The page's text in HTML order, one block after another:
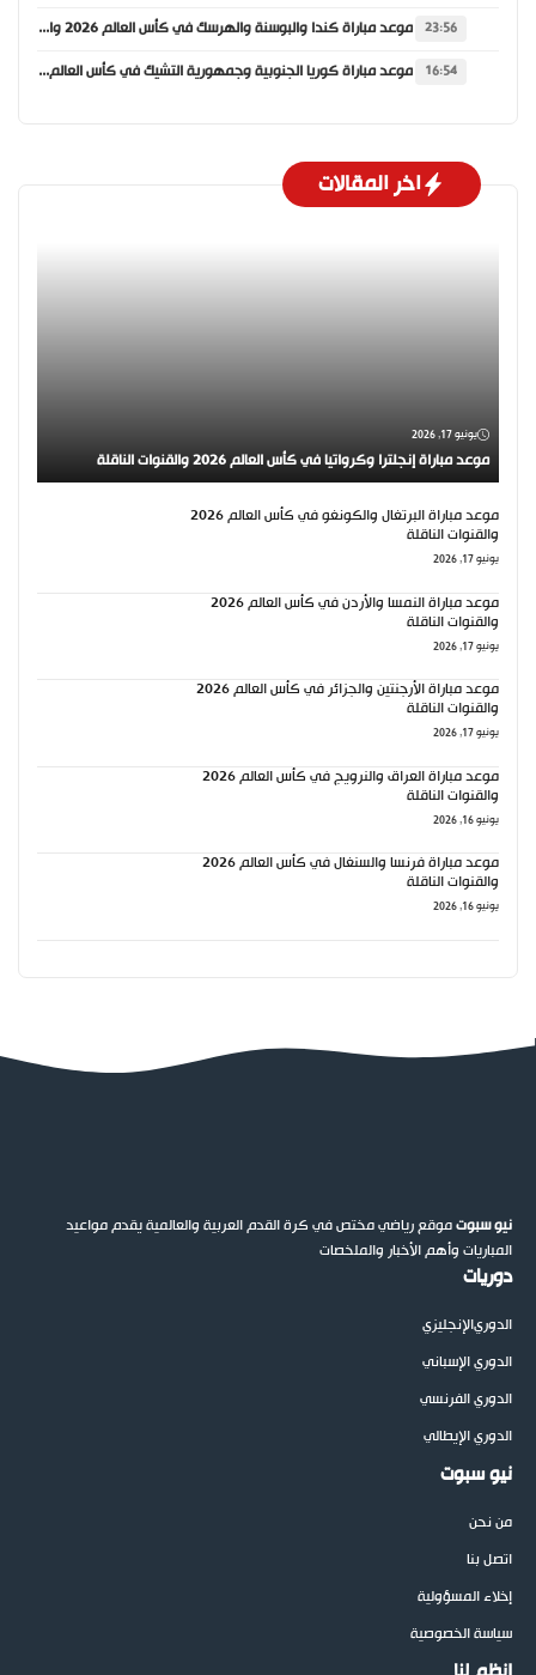
23:56 موعد مباراة كندا والبوسنة والهرسك في كأس العالم 2026 والقنوات الناقلة
16:54 موعد مباراة كوريا الجنوبية وجمهورية التشيك في كأس العالم 2026 والقنوات الناقلة
اخر المقالات
يونيو 17, 2026
موعد مباراة إنجلترا وكرواتيا في كأس العالم 2026 والقنوات الناقلة
موعد مباراة البرتغال والكونغو في كأس العالم 2026
والقنوات الناقلة
يونيو 17, 2026
موعد مباراة النمسا والأردن في كأس العالم 2026
والقنوات الناقلة
يونيو 17, 2026
موعد مباراة الأرجنتين والجزائر في كأس العالم 2026
والقنوات الناقلة
يونيو 17, 2026
موعد مباراة العراق والنرويج في كأس العالم 2026
والقنوات الناقلة
يونيو 16, 2026
موعد مباراة فرنسا والسنغال في كأس العالم 2026
والقنوات الناقلة
يونيو 16, 2026
نيو سبوتموقع رياضي مختص في كرة القدم العربية والعالمية يقدم مواعيد
المباريات وأهم الأخبار والملخصات
دوريات
الدوريالإنجليزي
الدوري الإسباني
الدوري الفرنسي
الدوري الإيطالي
نيو سبوت
من نحن
اتصل بنا
إخلاء المسؤولية
سياسة الخصوصية